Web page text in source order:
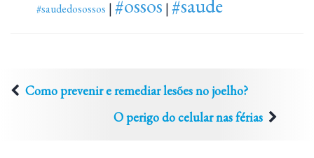
#saudedosossos |#ossos |#saude
Como prevenir e remediar lesões no joelho?
O perigo do celular nas férias